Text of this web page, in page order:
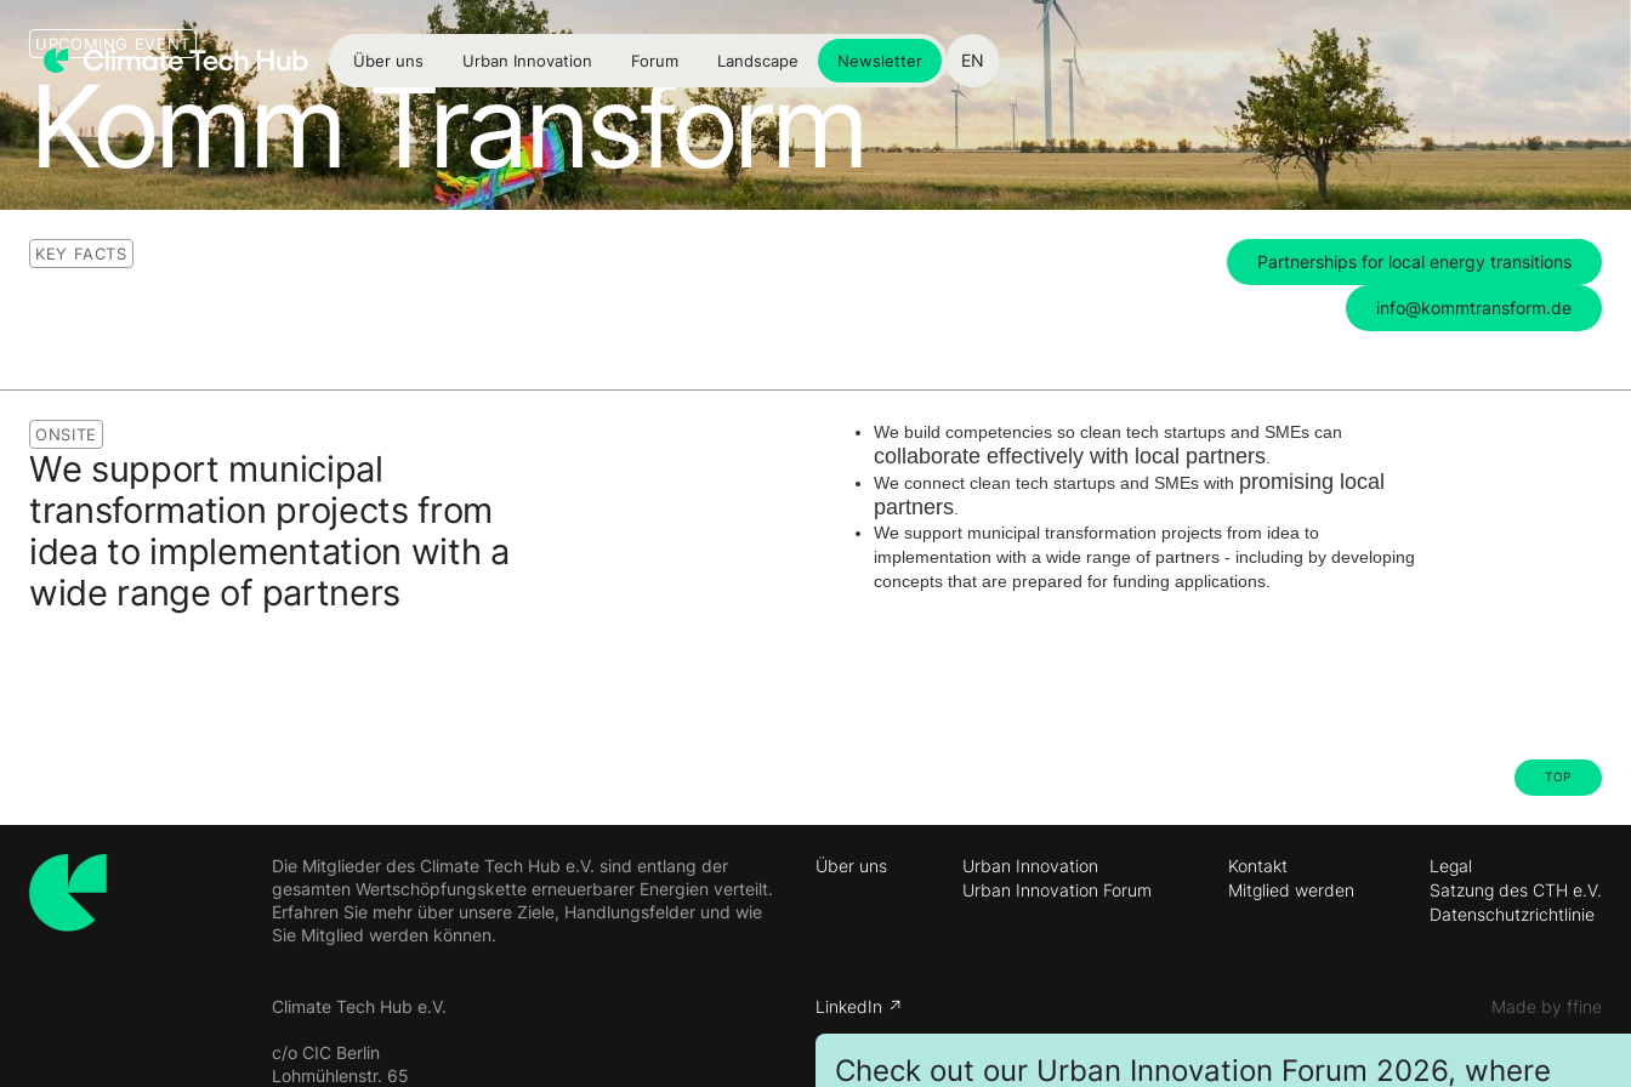
Über uns Urban Innovation Forum Landscape Newsletter EN
UPCOMING EVENT
Komm Transform
KEY FACTS Partnerships for local energy transitions
info@kommtransform.de
ONSITE
We support municipal
transformation projects from
idea to implementation with a
wide range of partners
We build competencies so clean tech startups and SMEs can
collaborate effectively with local partners
We connect clean tech startups and SMEs with promising local
partners
We support municipal transformation projects from idea to
implementation with a wide range of partners - including by developing
concepts that are prepared for funding applications.
TOP
Die Mitglieder des Climate Tech Hub e.V. sind entlang der
gesamten Wertschöpfungskette erneuerbarer Energien verteilt.
Erfahren Sie mehr über unsere Ziele, Handlungsfelder und wie
Sie Mitglied werden können.
Climate Tech Hub e.V.
c/o CIC Berlin
Lohmühlenstr. 65
Über uns
Urban Innovation
Urban Innovation Forum
Kontakt
Mitglied werden
Legal
Satzung des CTH e.V.
Datenschutzrichtlinie
LinkedIn ↗ Made by ffine
Check out our Urban Innovation Forum 2026, where